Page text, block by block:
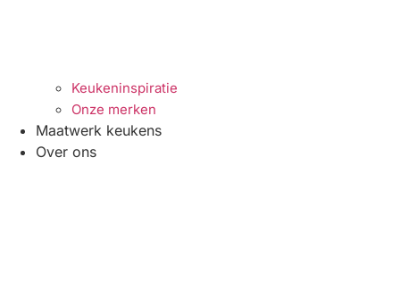
Keukeninspiratie
Onze merken
Maatwerk keukens
Over ons